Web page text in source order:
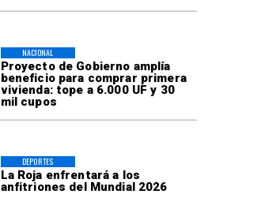
Proyecto de Gobierno amplía
beneficio para comprar primera
vivienda: tope a 6.000 UF y 30
mil cupos
NACIONAL
La Roja enfrentará a los
anfitriones del Mundial 2026
DEPORTES